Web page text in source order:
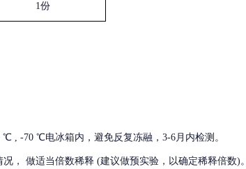
1份
℃ , -70 ℃电冰箱内，避免反复冻融，3-6月内检测。
， 做适当倍数稀释 (建议做预实验，以确定稀释倍数)。